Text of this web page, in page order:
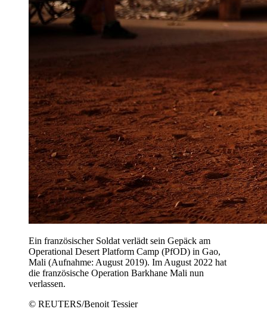
Ein französischer Soldat verlädt sein Gepäck am
Operational Desert Platform Camp (PfOD) in Gao,
Mali (Aufnahme: August 2019). Im August 2022 hat
die französische Operation Barkhane Mali nun
verlassen.
© REUTERS/Benoit Tessier